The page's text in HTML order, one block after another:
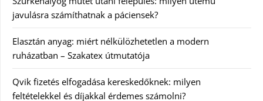
javulásra számíthatnak a páciensek?
Elasztán anyag: miért nélkülözhetetlen a modern
ruházatban – Szakatex útmutatója
Qvik fizetés elfogadása kereskedőknek: milyen
feltételekkel és díjakkal érdemes számolni?